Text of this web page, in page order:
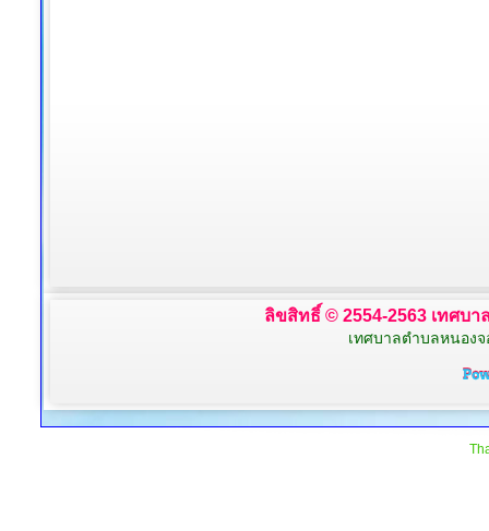
ลิขสิทธิ์ © 2554-2563 เทศบ
เทศบาลตำบลหนองจ